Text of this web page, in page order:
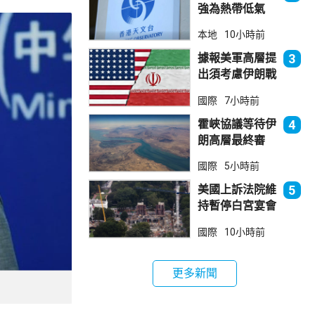
強為熱帶低氣
本港直接威脅不
大
本地 10小時前
據報美軍高層提
出須考慮伊朗戰
3
國際 7小時前
霍峽協議等待伊
朗高層最終審
航道後解除封鎖
4
國際 5小時前
美國上訴法院維
持暫停白宮宴會
5
國際 10小時前
更多新聞